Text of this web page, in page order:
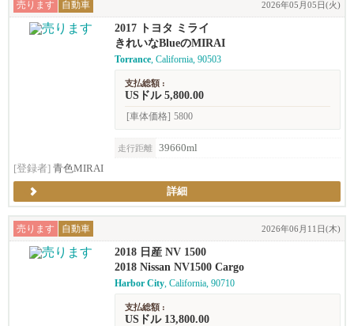
売ります 自動車 2026年05月05日(火)
2017 トヨタ ミライ
きれいなBlueのMIRAI
Torrance, California, 90503
支払総額 :
USドル 5,800.00
[車体価格] 5800
走行距離
39660ml
[登録者] 青色MIRAI
詳細
売ります 自動車 2026年06月11日(木)
2018 日産 NV 1500
2018 Nissan NV1500 Cargo
Harbor City, California, 90710
支払総額 :
USドル 13,800.00